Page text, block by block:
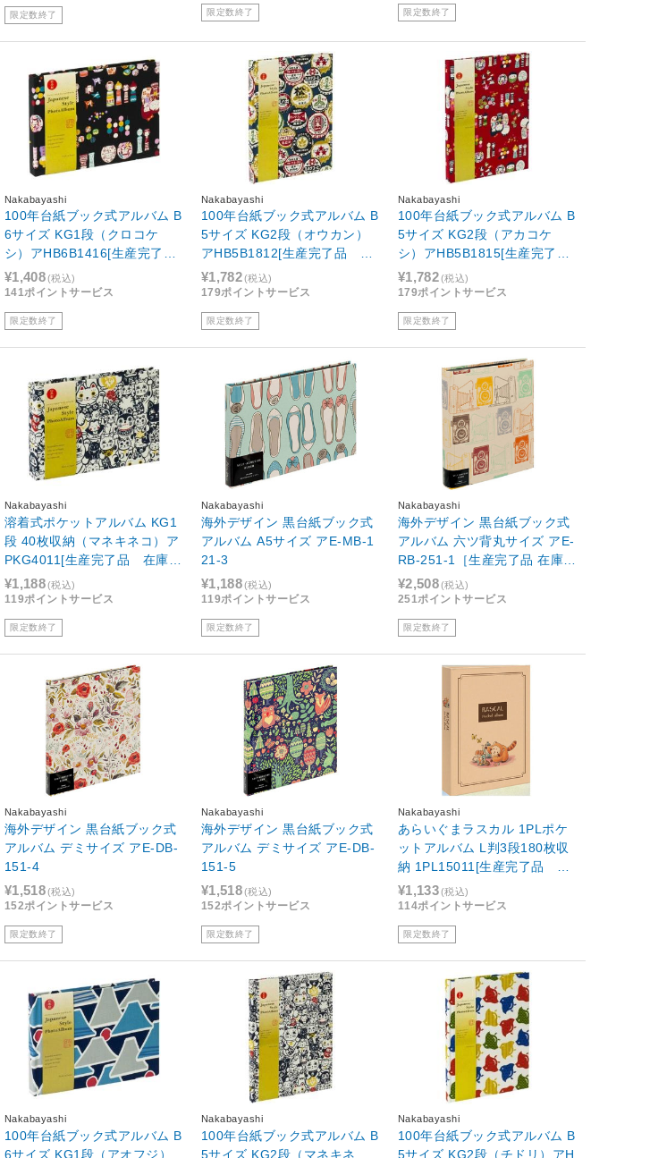
限定数終了 限定数終了 限定数終了
Nakabayashi
100年台紙ブック式アルバム B
6サイズ KG1段（クロコケ
シ）アHB6B1416[生産完了
品 在庫限り]
¥1,408(税込)
141ポイントサービス
限定数終了
Nakabayashi
100年台紙ブック式アルバム B
5サイズ KG2段（オウカン）
アHB5B1812[生産完了品 在
庫限り]
¥1,782(税込)
179ポイントサービス
限定数終了
Nakabayashi
100年台紙ブック式アルバム B
5サイズ KG2段（アカコケ
シ）アHB5B1815[生産完了
品 在庫限り]
¥1,782(税込)
179ポイントサービス
限定数終了
Nakabayashi
溶着式ポケットアルバム KG1
段 40枚収納（マネキネコ）ア
PKG4011[生産完了品 在庫限
り]
¥1,188(税込)
119ポイントサービス
限定数終了
Nakabayashi
海外デザイン 黒台紙ブック式
アルバム A5サイズ アE-MB-1
21-3
¥1,188(税込)
119ポイントサービス
限定数終了
Nakabayashi
海外デザイン 黒台紙ブック式
アルバム 六ツ背丸サイズ アE-
RB-251-1［生産完了品 在庫限
り］
¥2,508(税込)
251ポイントサービス
限定数終了
Nakabayashi
海外デザイン 黒台紙ブック式
アルバム デミサイズ アE-DB-
151-4
¥1,518(税込)
152ポイントサービス
限定数終了
Nakabayashi
海外デザイン 黒台紙ブック式
アルバム デミサイズ アE-DB-
151-5
¥1,518(税込)
152ポイントサービス
限定数終了
Nakabayashi
あらいぐまラスカル 1PLポケ
ットアルバム L判3段180枚収
納 1PL15011[生産完了品 在
庫限り]
¥1,133(税込)
114ポイントサービス
限定数終了
Nakabayashi
100年台紙ブック式アルバム B
6サイズ KG1段（アオフジ）
Nakabayashi
100年台紙ブック式アルバム B
5サイズ KG2段（マネキネ
Nakabayashi
100年台紙ブック式アルバム B
5サイズ KG2段（チドリ）アH